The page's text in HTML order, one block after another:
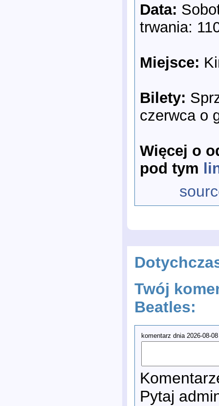
Data:
trwania:
Miejsce:
Bilety:
czerwca o
Więcej o
pod tym
Twój
Beatles:
komentarz dnia 2026-08-
Pytaj